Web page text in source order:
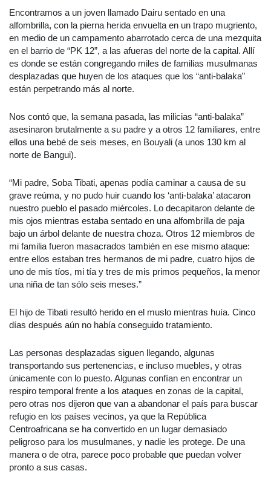
Encontramos a un joven llamado Dairu sentado en una
alfombrilla, con la pierna herida envuelta en un trapo mugriento,
en medio de un campamento abarrotado cerca de una mezquita
en el barrio de “PK 12”, a las afueras del norte de la capital. Allí
es donde se están congregando miles de familias musulmanas
desplazadas que huyen de los ataques que los “anti-balaka”
están perpetrando más al norte.
Nos contó que, la semana pasada, las milicias “anti-balaka”
asesinaron brutalmente a su padre y a otros 12 familiares, entre
ellos una bebé de seis meses, en Bouyali (a unos 130 km al
norte de Bangui).
“Mi padre, Soba Tibati, apenas podía caminar a causa de su
grave reúma, y no pudo huir cuando los ‘anti-balaka’ atacaron
nuestro pueblo el pasado miércoles. Lo decapitaron delante de
mis ojos mientras estaba sentado en una alfombrilla de paja
bajo un árbol delante de nuestra choza. Otros 12 miembros de
mi familia fueron masacrados también en ese mismo ataque:
entre ellos estaban tres hermanos de mi padre, cuatro hijos de
uno de mis tíos, mi tía y tres de mis primos pequeños, la menor
una niña de tan sólo seis meses.”
El hijo de Tibati resultó herido en el muslo mientras huía. Cinco
días después aún no había conseguido tratamiento.
Las personas desplazadas siguen llegando, algunas
transportando sus pertenencias, e incluso muebles, y otras
únicamente con lo puesto. Algunas confían en encontrar un
respiro temporal frente a los ataques en zonas de la capital,
pero otras nos dijeron que van a abandonar el país para buscar
refugio en los países vecinos, ya que la República
Centroafricana se ha convertido en un lugar demasiado
peligroso para los musulmanes, y nadie les protege. De una
manera o de otra, parece poco probable que puedan volver
pronto a sus casas.